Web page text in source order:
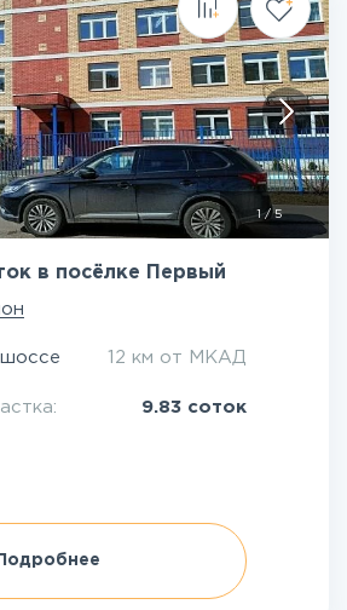
1/5
в посёлке Первый
12 км от МКАД
9.83 соток
Подробнее